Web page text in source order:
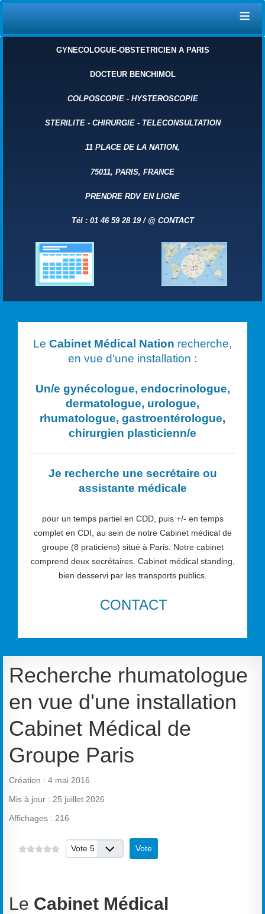
≡
GYNECOLOGUE-OBSTETRICIEN A PARIS
DOCTEUR BENCHIMOL
COLPOSCOPIE- HYSTEROSCOPIE
STERILITE- CHIRURGIE- TELECONSULTATION
11 PLACE DE LA NATION,
75011, PARIS, FRANCE
PRENDRE RDV EN LIGNE
Tél : 01 46 59 28 19 / @ CONTACT
Le Cabinet Médical Nation recherche,
en vue d'une installation :
Un/e gynécologue, endocrinologue,
dermatologue, urologue,
rhumatologue, gastroentérologue,
chirurgien plasticienn/e
Je recherche une secrétaire ou
assistante médicale
pour un temps partiel en CDD, puis +/- en temps
complet en CDI, au sein de notre Cabinet médical de
groupe (8 praticiens) situé à Paris. Notre cabinet
comprend deux secrétaires. Cabinet médical standing,
bien desservi par les transports publics.
CONTACT
Recherche rhumatologue
en vue d'une installation
Cabinet Médical de
Groupe Paris
Création : 4 mai 2016
Mis à jour : 25 juillet 2026
Affichages : 216
Veuillez voter
Le Cabinet Médical